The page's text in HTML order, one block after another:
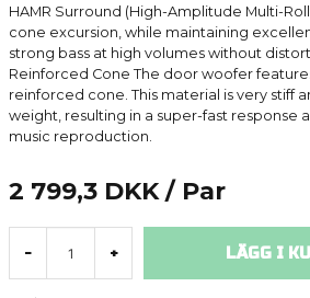
HAMR Surround (High-Amplitude Multi-
cone excursion, while maintaining
strong bass at high volumes without
Reinforced Cone The door woofer
reinforced cone. This material is very stiff
weight, resulting in a super-fast response
music reproduction.
2 799,3 DKK / Par
- + LÄGG I